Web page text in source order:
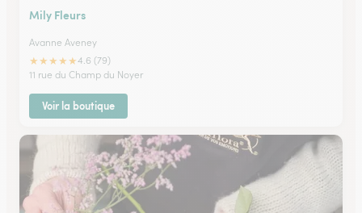
Mily Fleurs
Avanne Aveney
★★★★★4.6 (79)
11 rue du Champ du Noyer
Voir la boutique